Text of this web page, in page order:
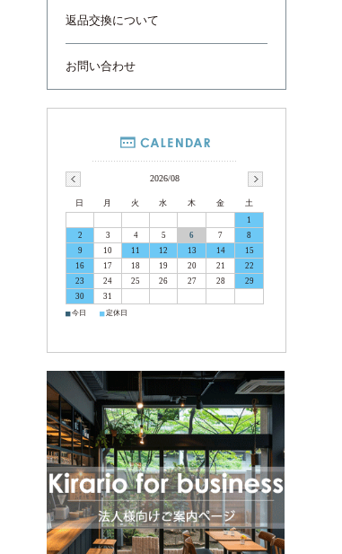
返品交換について
お問い合わせ
2026/08
日 月 火 水 木 金
土
1
2
3 4 5 6 7
8
9
10 11 12 13 14
15
16
17 18 19 20 21
22
23
24 25 26 27 28
29
30
31
■ 今日 ■ 定休日